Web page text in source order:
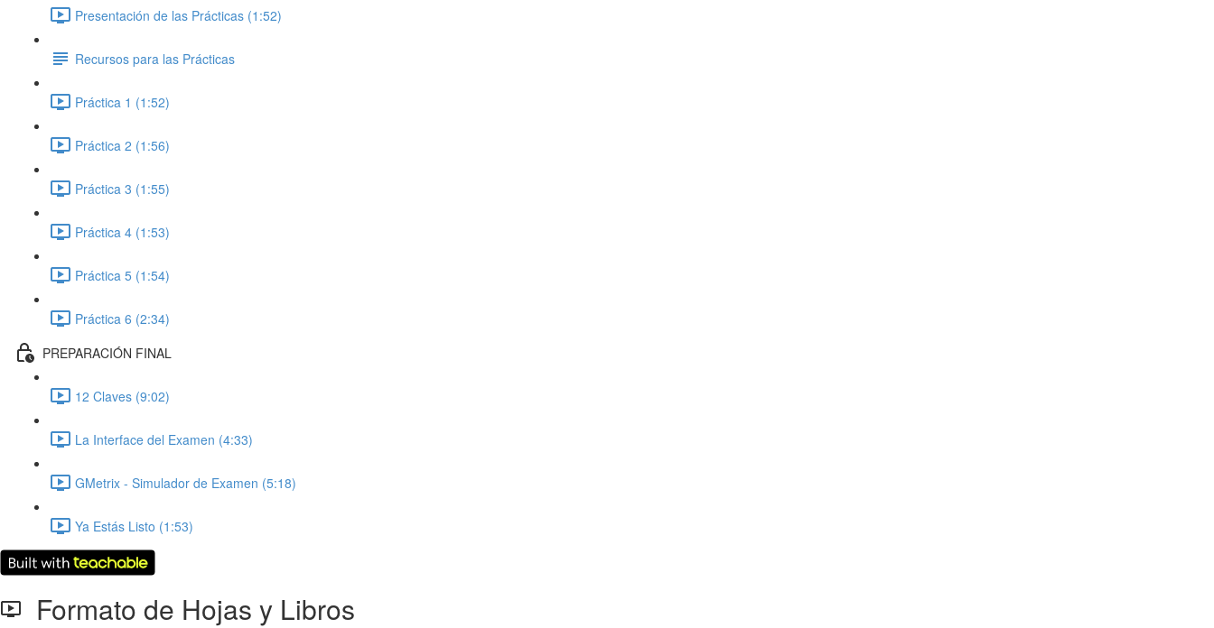
Presentación de las Prácticas (1:52)
Recursos para las Prácticas
Práctica 1 (1:52)
Práctica 2 (1:56)
Práctica 3 (1:55)
Práctica 4 (1:53)
Práctica 5 (1:54)
Práctica 6 (2:34)
PREPARACIÓN FINAL
12 Claves (9:02)
La Interface del Examen (4:33)
GMetrix - Simulador de Examen (5:18)
Ya Estás Listo (1:53)
Formato de Hojas y Libros